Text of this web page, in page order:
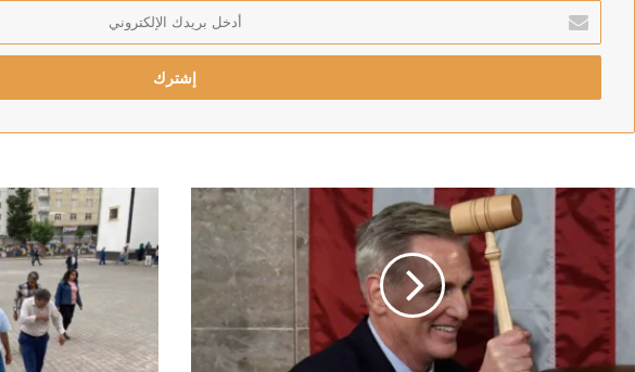
الخارجية الباكستانية: توقيع اتفاقية دفاع مشترك بين باكستان والسعودية وتركيا
منذ 11 ساعة
الكويت تخصص 2.5 مليون دولار لدعم الاستجابة الإنسانية في سوريا
بريدك
الإلكتروني